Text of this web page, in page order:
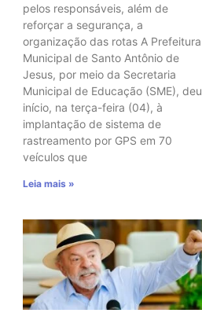
pelos responsáveis, além de
reforçar a segurança, a
organização das rotas A Prefeitura
Municipal de Santo Antônio de
Jesus, por meio da Secretaria
Municipal de Educação (SME), deu
início, na terça-feira (04), à
implantação de sistema de
rastreamento por GPS em 70
veículos que
Leia mais »